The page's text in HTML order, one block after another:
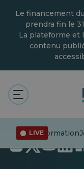
content
Le financement
prendra fin le
La plateforme et
contenu
LIVE
Désinformation
S'ouvre
dans
S'ouvre
dans
S'ouvre
dansdans